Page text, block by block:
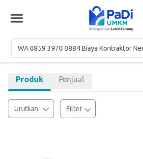
Produk Penjual
Urutkan Filter